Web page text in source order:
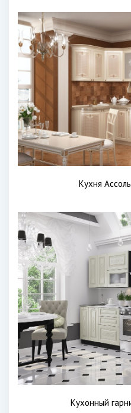
Кухня
Кухонный